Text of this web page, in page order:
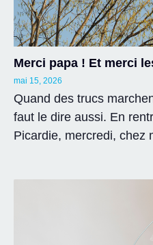
Merci papa ! Et merci
mai 15, 2026
Quand des trucs
faut le dire aussi. En
Picardie, mercredi, chez